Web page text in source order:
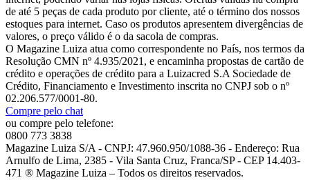
de até 5 peças de cada produto por cliente, até o término dos nossos
estoques para internet. Caso os produtos apresentem divergências de
valores, o preço válido é o da sacola de compras.
O Magazine Luiza atua como correspondente no País, nos termos da
Resolução CMN nº 4.935/2021, e encaminha propostas de cartão de
crédito e operações de crédito para a Luizacred S.A Sociedade de
Crédito, Financiamento e Investimento inscrita no CNPJ sob o nº
02.206.577/0001-80.
Compre pelo chat
ou compre pelo telefone:
0800 773 3838
Magazine Luiza S/A - CNPJ: 47.960.950/1088-36 - Endereço: Rua
Arnulfo de Lima, 2385 - Vila Santa Cruz, Franca/SP - CEP 14.403-
471 ® Magazine Luiza – Todos os direitos reservados.